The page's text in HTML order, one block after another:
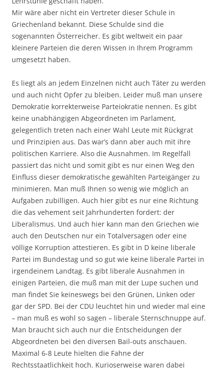
Mir wäre aber nicht ein Vertreter dieser Schule in
Griechenland bekannt. Diese Schulde sind die
sogenannten Österreicher. Es gibt weltweit ein paar
kleinere Parteien die deren Wissen in Ihrem Programm
umgesetzt haben.
Es liegt als an jedem Einzelnen nicht auch Täter zu werden
und auch nicht Opfer zu bleiben. Leider muß man unsere
Demokratie korrekterweise Parteiokratie nennen. Es gibt
keine unabhängigen Abgeordneten im Parlament,
gelegentlich treten nach einer Wahl Leute mit Rückgrat
und Prinzipien aus. Das war’s dann aber auch mit ihre
politischen Karriere. Also die Ausnahmen. Im Regelfall
passiert das nicht und somit gibt es nur einen Weg den
Einfluss dieser demokratische gewählten Parteigänger zu
minimieren. Man muß Ihnen so wenig wie möglich an
Aufgaben zubilligen. Auch hier gibt es nur eine Richtung
die das vehement seit Jahrhunderten fordert: der
Liberalismus. Und auch hier kann man den Griechen wie
auch den Deutschen nur ein Totalversagen oder eine
völlige Korruption attestieren. Es gibt in D keine liberale
Partei im Bundestag und so gut wie keine liberale Partei in
irgendeinem Landtag. Es gibt liberale Ausnahmen in
einigen Parteien, die muß man mit der Lupe suchen und
man findet Sie keineswegs bei den Grünen, Linken oder
gar der SPD. Bei der CDU leuchtet hin und wieder mal eine
– man muß es wohl so sagen – liberale Sternschnuppe auf.
Man braucht sich auch nur die Entscheidungen der
Abgeordneten bei den diversen Bail-outs anschauen.
Maximal 6-8 Leute hielten die Fahne der
Rechtsstaatlichkeit hoch. Kurioserweise waren dabei